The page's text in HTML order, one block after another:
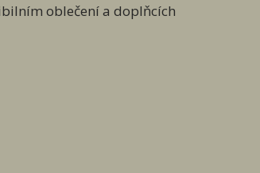
oblečení a doplňcích